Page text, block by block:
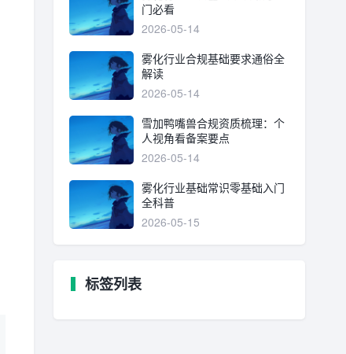
门必看
2026-05-14
雾化行业合规基础要求通俗全
解读
2026-05-14
雪加鸭嘴兽合规资质梳理：个
人视角看备案要点
2026-05-14
雾化行业基础常识零基础入门
全科普
2026-05-15
标签列表